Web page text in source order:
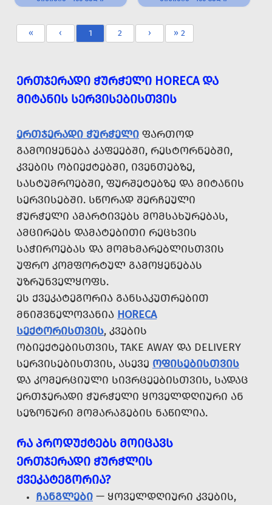
« ‹ 1 2 › » 2
ᲔᲠᲗᲯᲔᲠᲐᲓᲘ ᲭᲣᲠᲭᲔᲚᲘ HORECA ᲓᲐ
ᲛᲘᲢᲐᲜᲘᲡ ᲡᲔᲠᲕᲘᲡᲔᲑᲘᲡᲗᲕᲘᲡ
ᲔᲠᲗᲯᲔᲠᲐᲓᲘ ᲭᲣᲠᲭᲔᲚᲘ ᲤᲐᲠᲗᲝᲓ
ᲒᲐᲛᲝᲘᲧᲔᲜᲔᲑᲐ ᲙᲐᲤᲔᲔᲑᲨᲘ, ᲠᲔᲡᲢᲝᲠᲜᲔᲑᲨᲘ,
ᲙᲕᲔᲑᲘᲡ ᲝᲑᲘᲔᲥᲢᲔᲑᲨᲘ, ᲘᲕᲔᲜᲗᲔᲑᲖᲔ,
ᲡᲐᲡᲢᲣᲛᲠᲝᲔᲑᲨᲘ, ᲤᲣᲠᲨᲔᲢᲔᲑᲖᲔ ᲓᲐ ᲛᲘᲢᲐᲜᲘᲡ
ᲡᲔᲠᲕᲘᲡᲔᲑᲨᲘ. ᲡᲬᲝᲠᲐᲓ ᲨᲔᲠᲩᲔᲣᲚᲘ
ᲭᲣᲠᲭᲔᲚᲘ ᲐᲛᲐᲠᲢᲘᲕᲔᲑᲡ ᲛᲝᲛᲡᲐᲮᲣᲠᲔᲑᲐᲡ,
ᲐᲛᲪᲘᲠᲔᲑᲡ ᲓᲐᲛᲐᲢᲔᲑᲘᲗᲘ ᲠᲔᲪᲮᲕᲘᲡ
ᲡᲐᲭᲘᲠᲝᲔᲑᲐᲡ ᲓᲐ ᲛᲝᲛᲮᲛᲐᲠᲔᲑᲚᲘᲡᲗᲕᲘᲡ
ᲣᲤᲠᲝ ᲙᲝᲛᲤᲝᲠᲢᲣᲚ ᲒᲐᲛᲝᲧᲔᲜᲔᲑᲐᲡ
ᲣᲖᲠᲣᲜᲕᲔᲚᲧᲝᲤᲡ.
ᲔᲡ ᲥᲕᲔᲙᲐᲢᲔᲒᲝᲠᲘᲐ ᲒᲐᲜᲡᲐᲙᲣᲗᲠᲔᲑᲘᲗ
ᲛᲜᲘᲨᲕᲜᲔᲚᲝᲕᲐᲜᲘᲐ HORECA
ᲡᲔᲥᲢᲝᲠᲘᲡᲗᲕᲘᲡ, ᲙᲕᲔᲑᲘᲡ
ᲝᲑᲘᲔᲥᲢᲔᲑᲘᲡᲗᲕᲘᲡ, TAKE AWAY ᲓᲐ DELIVERY
ᲡᲔᲠᲕᲘᲡᲔᲑᲘᲡᲗᲕᲘᲡ, ᲐᲡᲔᲕᲔ ᲝᲤᲘᲡᲔᲑᲘᲡᲗᲕᲘᲡ
ᲓᲐ ᲙᲝᲛᲔᲠᲪᲘᲣᲚᲘ ᲡᲘᲕᲠᲪᲔᲔᲑᲘᲡᲗᲕᲘᲡ, ᲡᲐᲓᲐᲪ
ᲔᲠᲗᲯᲔᲠᲐᲓᲘ ᲭᲣᲠᲭᲔᲚᲘ ᲧᲝᲕᲔᲚᲓᲦᲘᲣᲠᲘ ᲐᲜ
ᲡᲔᲖᲝᲜᲣᲠᲘ ᲛᲝᲛᲐᲠᲐᲒᲔᲑᲘᲡ ᲜᲐᲬᲘᲚᲘᲐ.
ᲠᲐ ᲞᲠᲝᲓᲣᲥᲢᲔᲑᲡ ᲛᲝᲘᲪᲐᲕᲡ
ᲔᲠᲗᲯᲔᲠᲐᲓᲘ ᲭᲣᲠᲭᲚᲘᲡ
ᲥᲕᲔᲙᲐᲢᲔᲒᲝᲠᲘᲐ?
ᲩᲐᲜᲒᲚᲔᲑᲘ — ᲧᲝᲕᲔᲚᲓᲦᲘᲣᲠᲘ ᲙᲕᲔᲑᲘᲡ,